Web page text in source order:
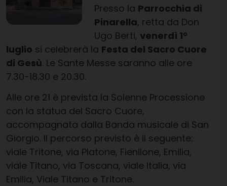
Presso la Parrocchia di
Pinarella, retta da Don
Ugo Berti, venerdì 1°
luglio si celebrerà la Festa del Sacro Cuore
di Gesù. Le Sante Messe saranno alle ore
7.30-18.30 e 20.30.
Alle ore 21 è prevista la Solenne Processione
con la statua del Sacro Cuore,
accompagnata dalla Banda musicale di San
Giorgio. Il percorso previsto è il seguente:
viale Tritone, via Platone, Fienilone, Emilia,
viale Titano, via Toscana, viale Italia, via
Emilia, Viale Titano e Tritone.